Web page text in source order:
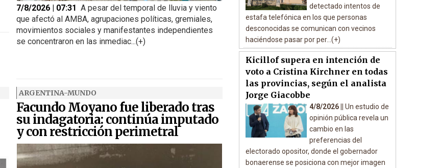
7/8/2026 | 07:31 A pesar del temporal de lluvia y viento
que afectó al AMBA, agrupaciones políticas, gremiales,
movimientos sociales y manifestantes independientes
se concentraron en las inmediac...(+)
ARGENTINA-MUNDO
Facundo Moyano fue liberado tras
su indagatoria: continúa imputado
y con restricción perimetral
detectado intentos de
estafa telefónica en los que personas
desconocidas se comunican con vecinos
haciéndose pasar por per...(+)
Kicillof supera en intención de
voto a Cristina Kirchner en todas
las provincias, según el analista
Jorge Giacobbe
4/8/2026 || Un estudio de
opinión pública revela un
cambio en las
preferencias del
electorado opositor, donde el gobernador
bonaerense se posiciona con mejor imagen